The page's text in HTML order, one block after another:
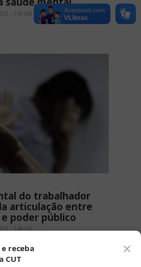
- 10H48
do trabalhador
articulação entre
poder público
- 14H26
receba
CUT